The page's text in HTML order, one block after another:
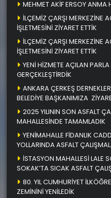
MEHMET AKİF ERSOY ANMA
İLÇEMİZ ÇARŞI MERKEZİNE
İŞLETMESİNİ ZİYARET ETTİK
İLÇEMİZ ÇARŞI MERKEZİNE
İŞLETMESİNİ ZİYARET ETTİK
YENİ HİZMETE AÇILAN
GERÇEKLEŞTİRDİK
ANKARA ÇERKEŞ
BELEDİYE BAŞKANIMIZA
2025 YILININ SON ASFALT
MAHALLESİNDE TAMAMLADIK
YENİMAHALLE FİDANLIK
YOLLARINDA ASFALT
İSTASYON MAHALLESİ LALE
SOKAK’TA SICAK ASFALT
80. YIL CUMHURİYET
ZEMİNİNİ YENİLEDİK